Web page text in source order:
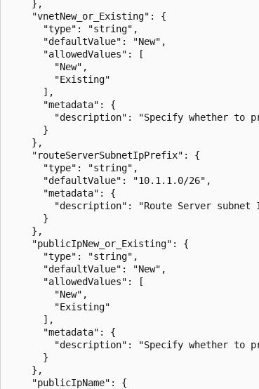
    },
    "vnetNew_or_Existing": {
      "type": "string",
      "defaultValue": "New",
      "allowedValues": [
        "New",
        "Existing"
      ],
      "metadata": {
"description": "Specify whether to
      }
    },
    "routeServerSubnetIpPrefix": {
      "type": "string",
      "defaultValue": "10.1.1.0/26",
      "metadata": {
"description": "Route Server subnet
      }
    },
    "publicIpNew_or_Existing": {
      "type": "string",
      "defaultValue": "New",
      "allowedValues": [
        "New",
        "Existing"
      ],
      "metadata": {
"description": "Specify whether to
      }
    },
    "publicIpName": {